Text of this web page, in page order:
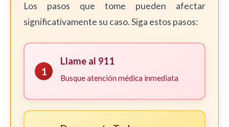
Los pasos que tome pueden afectar
significativamente su caso. Siga estos pasos:
1
Llame al 911
Busque atención médica inmediata